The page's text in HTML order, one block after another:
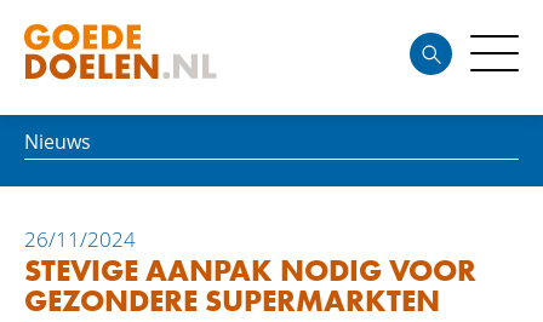
Nieuws
26/11/2024
STEVIGE AANPAK NODIG VOOR
GEZONDERE SUPERMARKTEN